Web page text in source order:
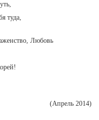
туда,
Любовь
(Апрель 2014)